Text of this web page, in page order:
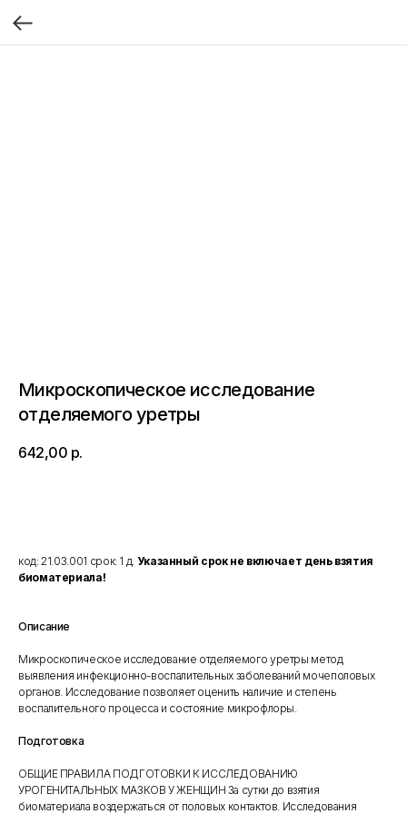
Микроскопическое исследование
отделяемого уретры
642,00 р.
код: 21.03.001 срок: 1 д. Указанный срок не включает день взятия
биоматериала!
Описание
Микроскопическое исследование отделяемого уретры метод
выявления инфекционно-воспалительных заболеваний мочеполовых
органов. Исследование позволяет оценить наличие и степень
воспалительного процесса и состояние микрофлоры.
Подготовка
ОБЩИЕ ПРАВИЛА ПОДГОТОВКИ К ИССЛЕДОВАНИЮ
УРОГЕНИТАЛЬНЫХ МАЗКОВ У ЖЕНЩИН За сутки до взятия
биоматериала воздержаться от половых контактов. Исследования